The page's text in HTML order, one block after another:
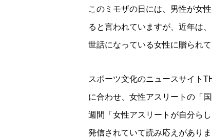
このミモザの日には、男性が女
ると言われていますが、近年は
世話になっている女性に贈られ
スポーツ文化のニュースサイト
に合わせ、女性アスリートの「
週間「女性アスリートが自分ら
発信されていて読み応えがありま